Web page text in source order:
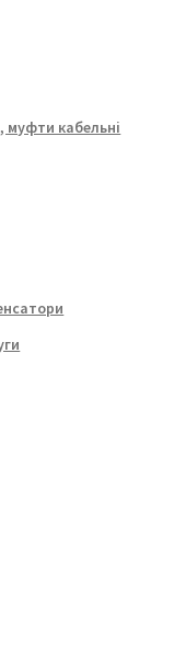
муфти кабельні